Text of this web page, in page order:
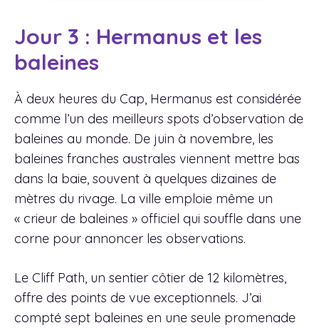
Jour 3 : Hermanus et les
baleines
À deux heures du Cap, Hermanus est considérée
comme l’un des meilleurs spots d’observation de
baleines au monde. De juin à novembre, les
baleines franches australes viennent mettre bas
dans la baie, souvent à quelques dizaines de
mètres du rivage. La ville emploie même un
« crieur de baleines » officiel qui souffle dans une
corne pour annoncer les observations.
Le Cliff Path, un sentier côtier de 12 kilomètres,
offre des points de vue exceptionnels. J’ai
compté sept baleines en une seule promenade